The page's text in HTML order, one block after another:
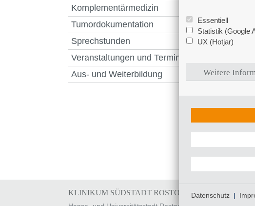
Komplementärmedizin
Tumordokumentation
Sprechstunden
Veranstaltungen und Termine
Aus- und Weiterbildung
KLINIKUM SÜDSTADT ROSTOCK
Essentiell
Statistik (Google
UX (Hotjar)
Weitere
Datenschutz |